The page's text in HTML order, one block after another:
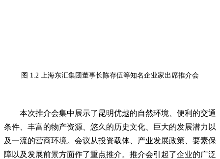
图 1.2 上海东汇集团董事长陈存伍等知名企业家出席推介会
本次推介会集中展示了昆明优越的自然环境、便利的交通
条件、丰富的物产资源、悠久的历史文化、巨大的发展潜力以
及一流的营商环境。会议从投资载体、产业发展政策、要素保
障以及发展前景方面作了重点推介。推介会引起了企业的广泛